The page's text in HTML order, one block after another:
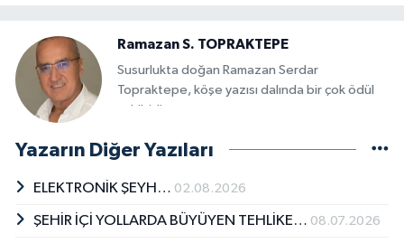
Ramazan S. TOPRAKTEPE
Susurlukta doğan Ramazan Serdar
Topraktepe, köşe yazısı dalında bir çok ödül
sahibidir.
Yazarın Diğer Yazıları
ELEKTRONİK ŞEYH… 02.08.2026
ŞEHİR İÇİ YOLLARDA BÜYÜYEN TEHLİKE… 08.07.2026